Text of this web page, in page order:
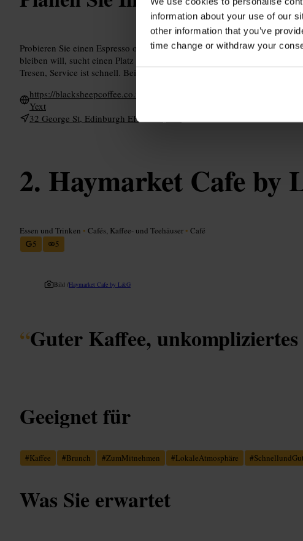
information about your use of our
other information that you’ve
time change or withdraw your
Probieren Sie einen Espresso oder Filterkaffee, wenn Sie die Röstung
bleiben will, sucht einen Platz am Fenster und bringt bei Bedarf ein
Tresen, Service ist schnell. Bei hohem Andrang lohnt sich eine
https://blacksheepcoffee.co.uk/blogs/locations/32-george-
Yext
32 George St, Edinburgh EH2 2LE, UK
Haymarket Cafe by
Essen und Trinken • Cafés, Kaffee- und Teehäuser • Café
5
5
Bild /Haymarket Cafe by L&G
“Guter Kaffee,
Geeignet für
#Kaffee #Brunch #ZumMitnehmen #LokaleAtmosphäre #SchnellundGut
Was Sie erwartet